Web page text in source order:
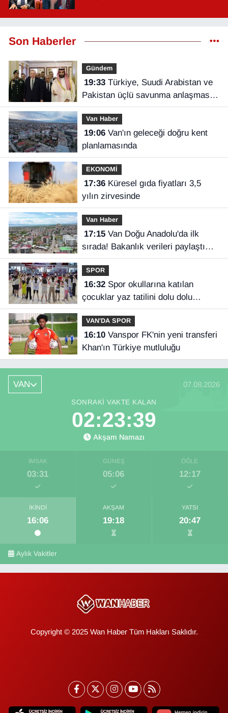
Son Haberler
Gündem
19:33Türkiye, Suudi Arabistan ve
Pakistan üçlü savunma anlaşması
imzaladı
Van Haber
19:06Van'ın geleceği doğru kent
planlamasında
EKONOMİ
17:36Küresel gıda fiyatları 3,5
yılın zirvesinde
Van Haber
17:15Van Doğu Anadolu'da ilk
sırada! Bakanlık verileri paylaştı…
SPOR
16:32Spor okullarına katılan
çocuklar yaz tatilini dolu dolu
geçiriyor
VAN'DA SPOR
16:10Vanspor FK'nin yeni transferi
Khan'ın Türkiye mutluluğu
VAN 07.08.2026
SONRAKI VAKTE KALAN
02:23:38
Akşam Namazı
İMSAK
03:31
GÜNEŞ
05:06
ÖĞLE
12:17
İKINDI
16:06
AKŞAM
19:18
YATSI
20:47
Aylık Vakitler
Copyright © 2025 Wan Haber Tüm Hakları Saklıdır.